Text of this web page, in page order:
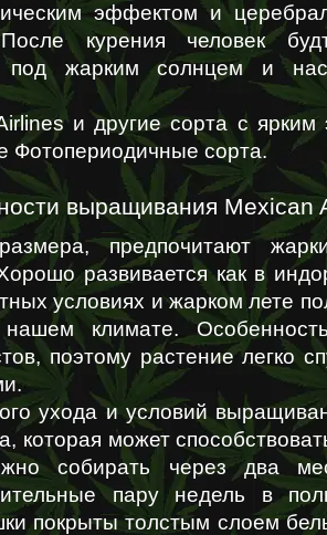
эффектом и
курения человек
под жарким солнцем и
и другие сорта с
Фотопериодичные сорта.
выращивания Mexican
предпочитают
развивается как в
условиях и жарком лете
климате.
поэтому растение легко
ухода и условий
которая может
собирать через два
пару недель в
покрыты толстым слоем